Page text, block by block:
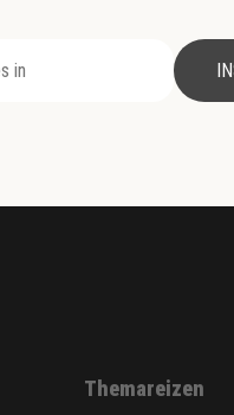
Themareizen